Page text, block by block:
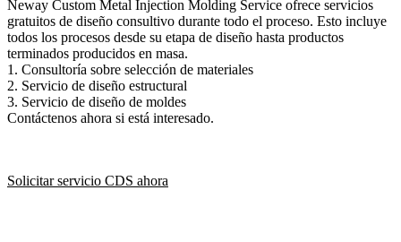
Neway Custom Metal Injection Molding Service ofrece servicios
gratuitos de diseño consultivo durante todo el proceso. Esto incluye
todos los procesos desde su etapa de diseño hasta productos
terminados producidos en masa.
1. Consultoría sobre selección de materiales
2. Servicio de diseño estructural
3. Servicio de diseño de moldes
Contáctenos ahora si está interesado.
Solicitar servicio CDS ahora